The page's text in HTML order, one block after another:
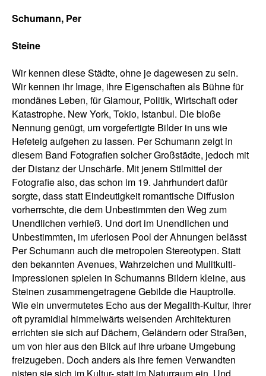
Schumann, Per
Steine
Wir kennen diese Städte, ohne je dagewesen zu sein.
Wir kennen ihr Image, ihre Eigenschaften als Bühne für
mondänes Leben, für Glamour, Politik, Wirtschaft oder
Katastrophe. New York, Tokio, Istanbul. Die bloße
Nennung genügt, um vorgefertigte Bilder in uns wie
Hefeteig aufgehen zu lassen. Per Schumann zeigt in
diesem Band Fotografien solcher Großstädte, jedoch mit
der Distanz der Unschärfe. Mit jenem Stilmittel der
Fotografie also, das schon im 19. Jahrhundert dafür
sorgte, dass statt Eindeutigkeit romantische Diffusion
vorherrschte, die dem Unbestimmten den Weg zum
Unendlichen verhieß. Und dort im Unendlichen und
Unbestimmten, im uferlosen Pool der Ahnungen belässt
Per Schumann auch die metropolen Stereotypen. Statt
den bekannten Avenues, Wahrzeichen und Mulitkulti-
Impressionen spielen in Schumanns Bildern kleine, aus
Steinen zusammengetragene Gebilde die Hauptrolle.
Wie ein unvermutetes Echo aus der Megalith-Kultur, ihrer
oft pyramidial himmelwärts weisenden Architekturen
errichten sie sich auf Dächern, Geländern oder Straßen,
um von hier aus den Blick auf ihre urbane Umgebung
freizugeben. Doch anders als ihre fernen Verwandten
nisten sie sich im Kultur- statt im Naturraum ein. Und